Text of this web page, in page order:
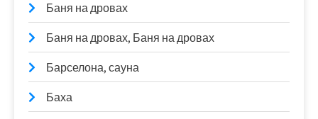
Баня на дровах
Баня на дровах, Баня на дровах
Барселона, сауна
Баха